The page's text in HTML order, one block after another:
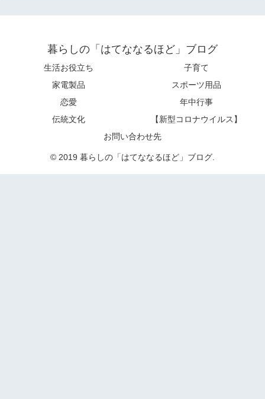
暮らしの「はてななるほど」ブログ
生活お役立ち
子育て
家電製品
スポーツ用品
恋愛
年中行事
伝統文化
【新型コロナウイルス】
お問い合わせ先
© 2019 暮らしの「はてななるほど」ブログ.